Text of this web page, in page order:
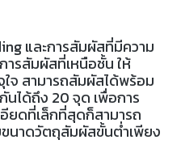
และการสัมผัสที่มีความ
ารสัมผัสที่เหนือชั้น ให้
จ สามารถสัมผัสได้พร้อม
ได้ถึง 20 จุด เพื่อการ
ยดที่เล็กที่สุดก็สามารถ
นาดวัตถุสัมผัสขั้นต่ำเพียง